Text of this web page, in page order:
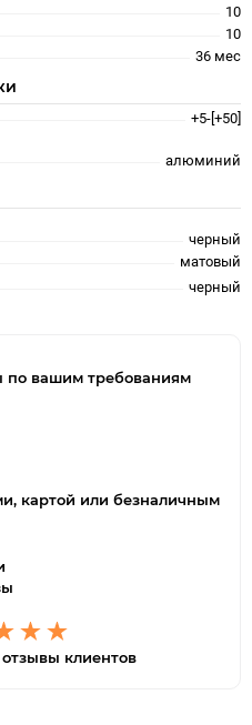
10
10
36 меc
+5-[+50]
алюминий
черный
матовый
черный
по вашим требованиям
картой или безналичным
клиентов